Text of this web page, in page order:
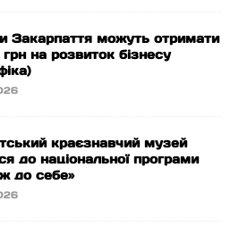
Закарпаття можуть отримати
на розвиток бізнесу
краєзнавчий музей
до національної програми
до себе»